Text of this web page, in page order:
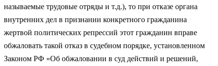
называемые трудовые отряды и т.д.), то при отказе органа
внут­ренних дел в признании конкретного гражданина
жертвой политических репрессий этот гражданин вправе
обжаловать такой отказ в судебном по­рядке, установленном
Законом РФ «Об обжаловании в суд действий и ре­шений,